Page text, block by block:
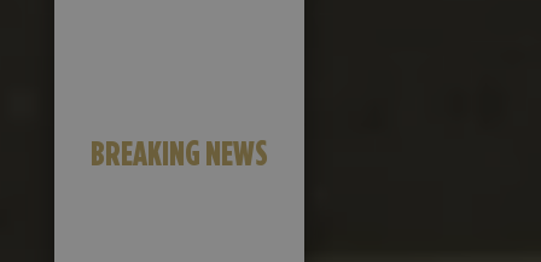
BREAKING NEWS